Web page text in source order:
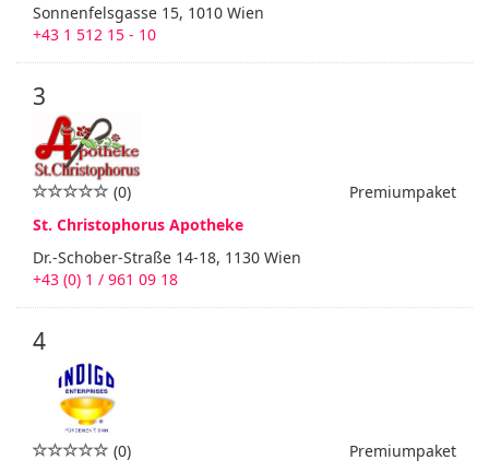
Sonnenfelsgasse 15, 1010 Wien
+43 1 512 15 - 10
3
Premiumpaket
(0)
St. Christophorus Apotheke
Dr.-Schober-Straße 14-18, 1130 Wien
+43 (0) 1 / 961 09 18
4
Premiumpaket
(0)